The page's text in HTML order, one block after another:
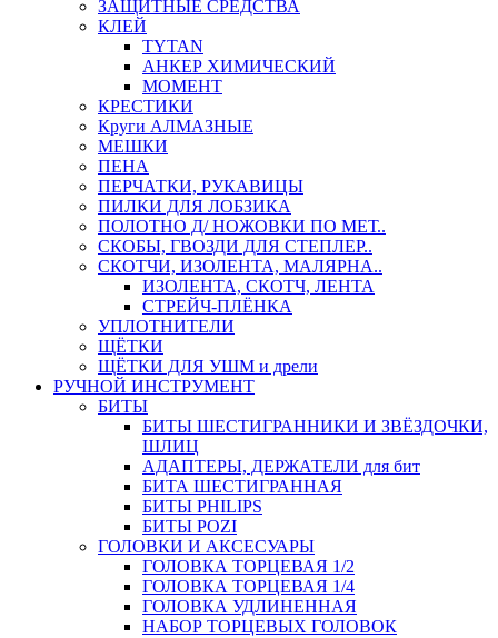
ЗАЩИТНЫЕ СРЕДСТВА
КЛЕЙ
TYTAN
АНКЕР ХИМИЧЕСКИЙ
МОМЕНТ
КРЕСТИКИ
Круги АЛМАЗНЫЕ
МЕШКИ
ПЕНА
ПЕРЧАТКИ, РУКАВИЦЫ
ПИЛКИ ДЛЯ ЛОБЗИКА
ПОЛОТНО Д/ НОЖОВКИ ПО МЕТ..
СКОБЫ, ГВОЗДИ ДЛЯ СТЕПЛЕР..
СКОТЧИ, ИЗОЛЕНТА, МАЛЯРНА..
ИЗОЛЕНТА, СКОТЧ, ЛЕНТА
СТРЕЙЧ-ПЛЁНКА
УПЛОТНИТЕЛИ
ЩЁТКИ
ЩЁТКИ ДЛЯ УШМ и дрели
РУЧНОЙ ИНСТРУМЕНТ
БИТЫ
БИТЫ ШЕСТИГРАННИКИ И ЗВЁЗДОЧКИ,
ШЛИЦ
АДАПТЕРЫ, ДЕРЖАТЕЛИ для бит
БИТА ШЕСТИГРАННАЯ
БИТЫ PHILIPS
БИТЫ POZI
ГОЛОВКИ И АКСЕСУАРЫ
ГОЛОВКА ТОРЦЕВАЯ 1/2
ГОЛОВКА ТОРЦЕВАЯ 1/4
ГОЛОВКА УДЛИНЕННАЯ
НАБОР ТОРЦЕВЫХ ГОЛОВОК